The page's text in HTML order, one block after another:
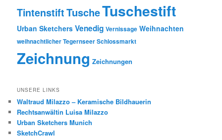
TintenstiftTuscheTuschestift
Urban Sketchers Venedig Vernissage Weihnachten
weihnachtlicher Tegernseer Schlossmarkt
Zeichnung Zeichnungen
UNSERE LINKS
Waltraud Milazzo – Keramische Bildhauerin
Rechtsanwältin Luisa Milazzo
Urban Sketchers Munich
SketchCrawl